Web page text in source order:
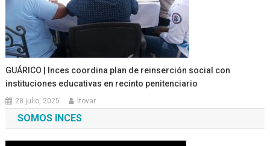
GUÁRICO | Inces coordina plan de reinserción social con
instituciones educativas en recinto penitenciario
28 julio, 2025 ltovar
SOMOS INCES